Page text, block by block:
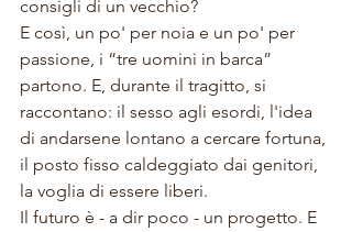
consigli di un vecchio?
E così, un po' per noia e un po' per
passione, i “tre uomini in barca”
partono. E, durante il tragitto, si
raccontano: il sesso agli esordi, l'idea
di andarsene lontano a cercare fortuna,
il posto fisso caldeggiato dai genitori,
la voglia di essere liberi.
Il futuro è - a dir poco - un progetto. E